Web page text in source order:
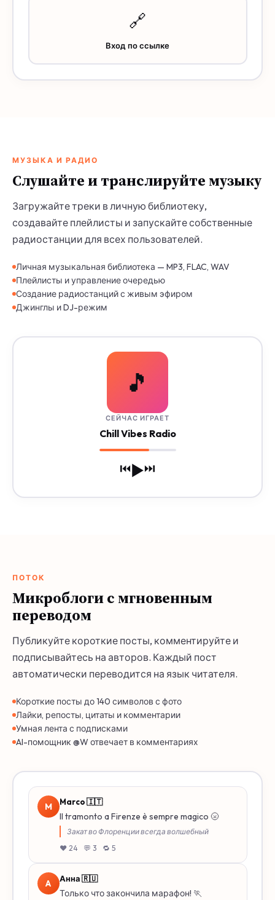
🔗
Вход по ссылке
МУЗЫКА И РАДИО
Слушайте и транслируйте музыку
Загружайте треки в личную библиотеку,
создавайте плейлисты и запускайте собственные
радиостанции для всех пользователей.
Личная музыкальная библиотека — MP3, FLAC, WAV
Плейлисты и управление очередью
Создание радиостанций с живым эфиром
Джинглы и DJ-режим
🎵
СЕЙЧАС ИГРАЕТ
Chill Vibes Radio
⏮️▶️⏭️
ПОТОК
Микроблоги с мгновенным
переводом
Публикуйте короткие посты, комментируйте и
подписывайтесь на авторов. Каждый пост
автоматически переводится на язык читателя.
Короткие посты до 140 символов с фото
Лайки, репосты, цитаты и комментарии
Умная лента с подписками
AI-помощник @W отвечает в комментариях
M Marco 🇮🇹
Il tramonto a Firenze è sempre magico 🌝
Закат во Флоренции всегда волшебный
❤️ 24 💬 3 🔁 5
A Анна 🇷🇺
Только что закончила марафон! 🏃